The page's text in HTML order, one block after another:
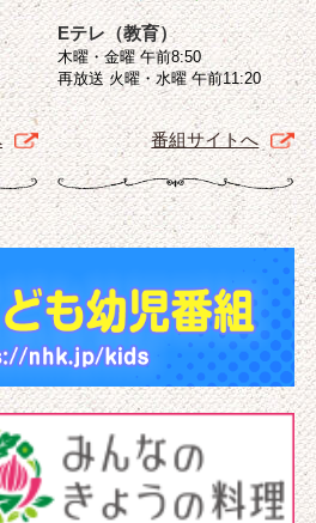
Eテレ（教育）
木曜・金曜 午前8:50
再放送 火曜・水曜 午前11:20
番組サイトへ